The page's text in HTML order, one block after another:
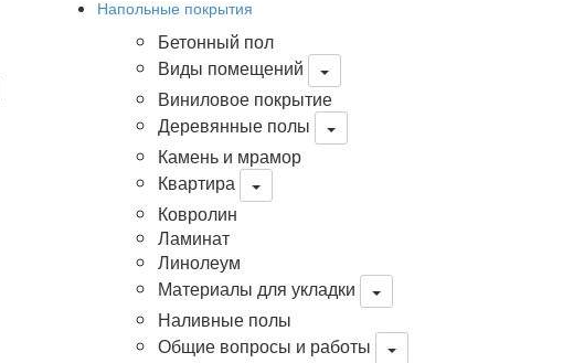
Напольные покрытия
Бетонный пол
Виды помещений
Виниловое покрытие
Деревянные полы
Камень и мрамор
Квартира
Ковролин
Ламинат
Линолеум
Материалы для укладки
Наливные полы
Общие вопросы и работы